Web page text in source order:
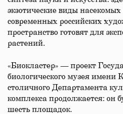
экзотические виды
современных российских
пространство готовят для
растений.
«Биокластер» — проект
биологического музея имени
столичного Департамента
комплекса продолжается: он
шесть площадок.